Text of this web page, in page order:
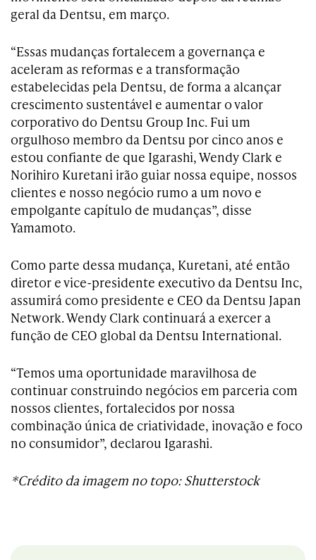
geral da Dentsu, em março.
“Essas mudanças fortalecem a governança e
aceleram as reformas e a transformação
estabelecidas pela Dentsu, de forma a alcançar
crescimento sustentável e aumentar o valor
corporativo do Dentsu Group Inc. Fui um
orgulhoso membro da Dentsu por cinco anos e
estou confiante de que Igarashi, Wendy Clark e
Norihiro Kuretani irão guiar nossa equipe, nossos
clientes e nosso negócio rumo a um novo e
empolgante capítulo de mudanças”, disse
Yamamoto.
Como parte dessa mudança, Kuretani, até então
diretor e vice-presidente executivo da Dentsu Inc,
assumirá como presidente e CEO da Dentsu Japan
Network. Wendy Clark continuará a exercer a
função de CEO global da Dentsu International.
“Temos uma oportunidade maravilhosa de
continuar construindo negócios em parceria com
nossos clientes, fortalecidos por nossa
combinação única de criatividade, inovação e foco
no consumidor”, declarou Igarashi.
*Crédito da imagem no topo: Shutterstock